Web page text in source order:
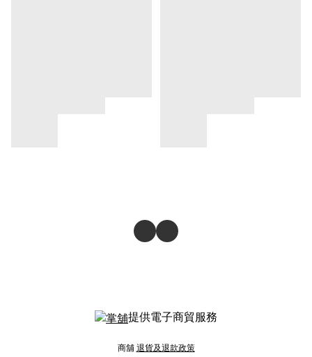
提供電子商貿服務
商舖 退貨及退款政策